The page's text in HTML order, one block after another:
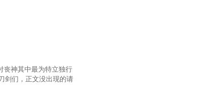
丧神其中最为特立独行
剑们，正文没出现的请